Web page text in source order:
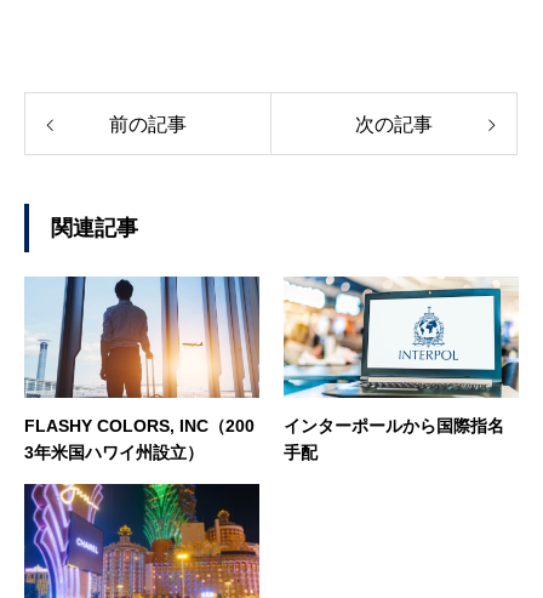
前の記事 次の記事
関連記事
FLASHY COLORS, INC（200
3年米国ハワイ州設立）
インターポールから国際指名
手配